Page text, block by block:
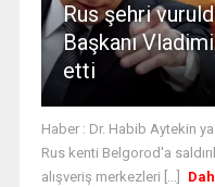
Rus şehri
Başkanı
etti
Haber : Dr. Habib Aytekin
Rus kenti Belgorod'a
alışveriş merkezleri [...]